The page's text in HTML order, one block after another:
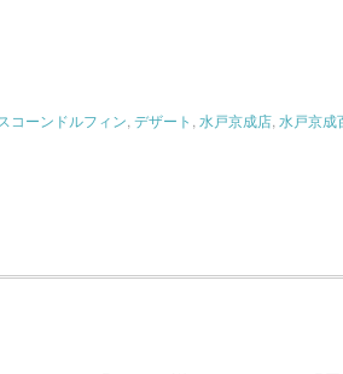
スコーンドルフィン デザート 水戸京成店 水戸京成